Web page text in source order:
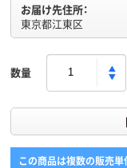
お届け先住所：
東京都江東区
数量
この商品は複数の販売